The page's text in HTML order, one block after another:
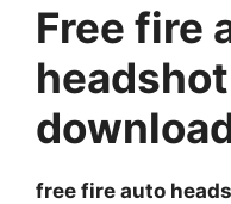
Free fire
free fire auto